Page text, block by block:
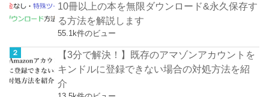
10冊以上の本を無限ダウンロード&永久保存す
る方法を解説します
55.1k件のビュー
【3分で解決！】既存のアマゾンアカウントを
キンドルに登録できない場合の対処方法を紹
介